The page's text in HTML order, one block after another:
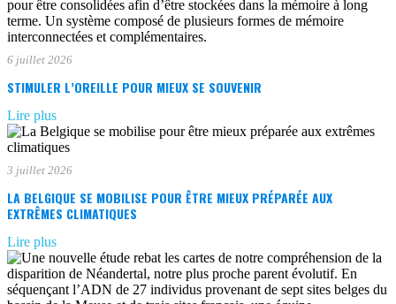
6 juillet 2026
STIMULER L’OREILLE POUR MIEUX SE SOUVENIR
Lire plus
3 juillet 2026
LA BELGIQUE SE MOBILISE POUR ÊTRE MIEUX PRÉPARÉE AUX
EXTRÊMES CLIMATIQUES
Lire plus